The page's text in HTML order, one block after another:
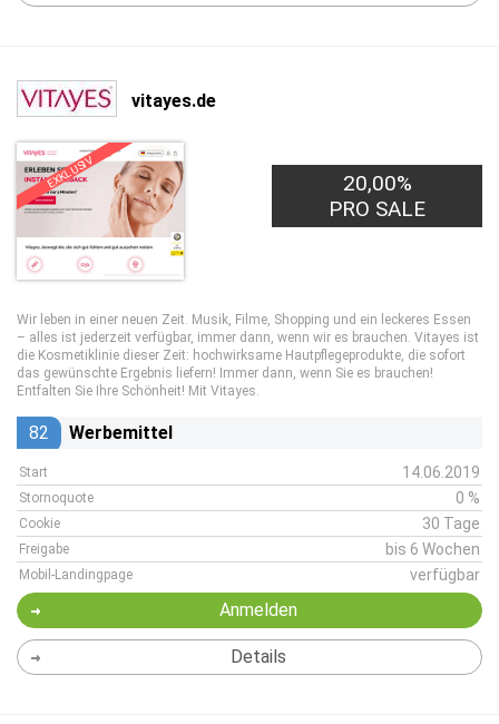
vitayes.de
EXKLUSIV
20,00%
PRO SALE
Wir leben in einer neuen Zeit. Musik, Filme, Shopping und ein leckeres Essen
– alles ist jederzeit verfügbar, immer dann, wenn wir es brauchen. Vitayes ist
die Kosmetiklinie dieser Zeit: hochwirksame Hautpflegeprodukte, die sofort
das gewünschte Ergebnis liefern! Immer dann, wenn Sie es brauchen!
Entfalten Sie Ihre Schönheit! Mit Vitayes.
82 Werbemittel
Start 14.06.2019
Stornoquote 0 %
Cookie 30 Tage
Freigabe bis 6 Wochen
Mobil-Landingpage verfügbar
Anmelden
Details